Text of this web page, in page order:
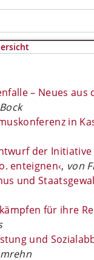
– Neues aus
in
der Initiative
enteignen‹, von
und
für ihre
und